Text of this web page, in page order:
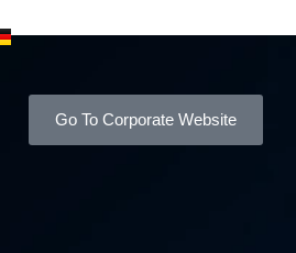
Go To Corporate Website